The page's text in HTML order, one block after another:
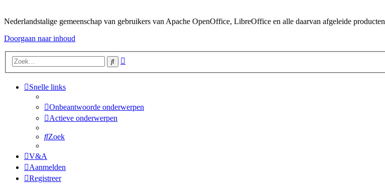
Nederlandstalige gemeenschap van gebruikers van Apache OpenOffice, LibreOffice en alle daarvan afgeleide producten
Doorgaan naar inhoud
Zoek
Snelle links
Onbeantwoorde onderwerpen
Actieve onderwerpen
Zoek
V&A
Aanmelden
Registreer